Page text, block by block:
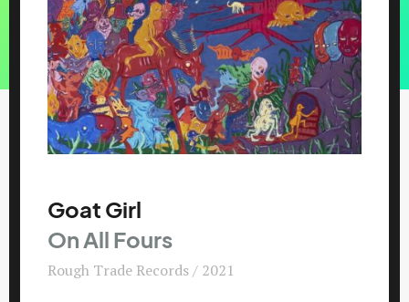
Goat Girl
On All Fours
Rough Trade Records / 2021